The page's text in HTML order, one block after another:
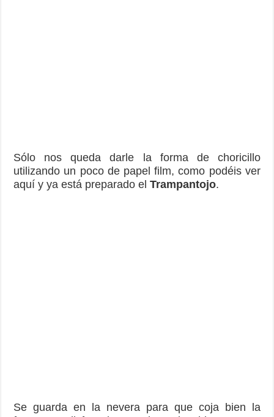
Sólo nos queda darle la forma de choricillo
utilizando un poco de papel film, como podéis ver
aquí y ya está preparado elTrampantojo.
Se guarda en la nevera para que coja bien la